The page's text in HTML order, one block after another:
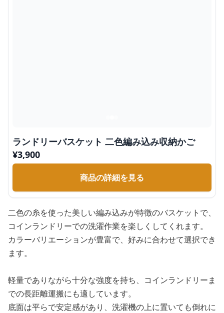
ランドリーバスケット 二色編み込み収納かご
¥3,900
商品の詳細を見る
二色の糸を使った美しい編み込みが特徴のバスケットで、
コインランドリーでの洗濯作業を楽しくしてくれます。
カラーバリエーションが豊富で、好みに合わせて選択でき
ます。
軽量でありながら十分な強度を持ち、コインランドリーま
での長距離運搬にも適しています。
底面は平らで安定感があり、洗濯機の上に置いても倒れに